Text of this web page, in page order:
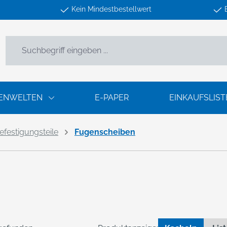
Kein Mindestbestellwert
E-PAPER
Fugenscheiben